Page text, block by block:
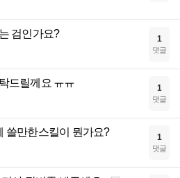
검인가요? 1
댓글
드릴께요 ㅠㅠ 1
댓글
쓸만한스킬이 뭔가요? 1
댓글